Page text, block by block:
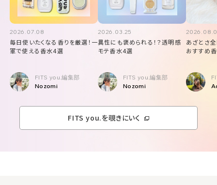
2026.07.08
毎日使いたくなる香りを厳選！一
軍で使える香水4選
FITS you.編集部
Nozomi
2026.03.25
異性にも褒められる！？透明感
モテ香水4選
FITS you.編集部
Nozomi
あざとさ
おすすめ
FITS you.を覗きにいく